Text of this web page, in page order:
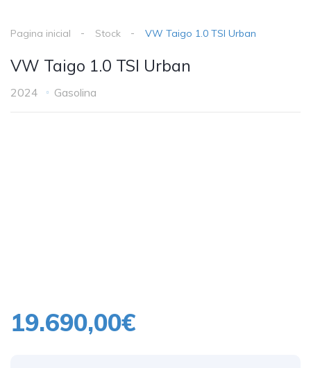
Pagina inicial Stock VW Taigo 1.0 TSI Urban
VW Taigo 1.0 TSI Urban
2024 Gasolina
19.690,00€